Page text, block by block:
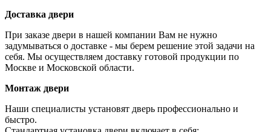
Доставка двери
При заказе двери в нашей компании Вам не нужно
задумываться о доставке - мы берем решение этой задачи на
себя. Мы осуществляем доставку готовой продукции по
Москве и Московской области.
Монтаж двери
Наши специалисты установят дверь профессионально и
быстро.